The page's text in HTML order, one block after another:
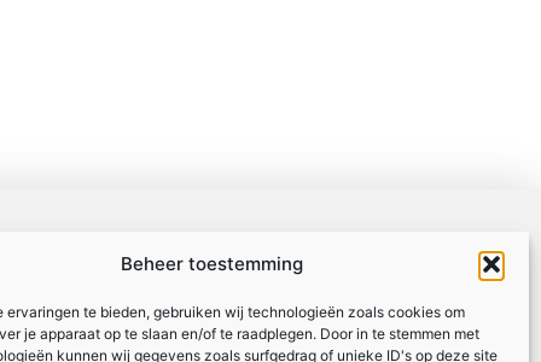
Beheer toestemming
ervaringen te bieden, gebruiken wij technologieën zoals cookies om
je apparaat op te slaan en/of te raadplegen. Door in te stemmen met
kunnen wij gegevens zoals surfgedrag of unieke ID's op deze site